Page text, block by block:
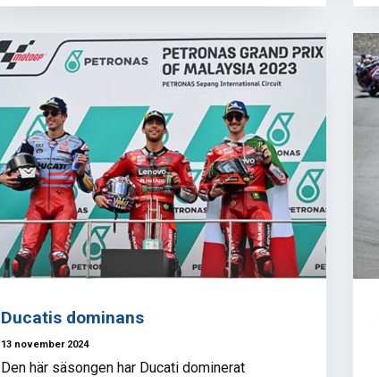
Ducatis dominans
13 november 2024
Den här säsongen har Ducati dominerat